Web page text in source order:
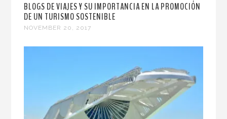
BLOGS DE VIAJES Y SU IMPORTANCIA EN LA PROMOCIÓN
DE UN TURISMO SOSTENIBLE
NOVEMBER 20, 2017